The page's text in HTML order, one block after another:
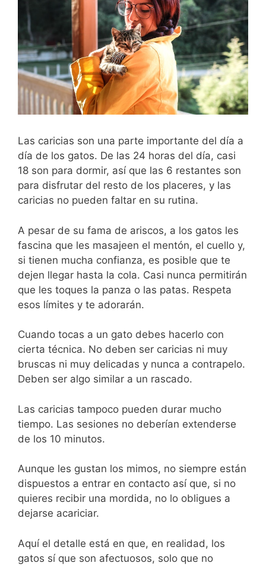
Las caricias son una parte importante del día a
día de los gatos. De las 24 horas del día, casi
18 son para dormir, así que las 6 restantes son
para disfrutar del resto de los placeres, y las
caricias no pueden faltar en su rutina.
A pesar de su fama de ariscos, a los gatos les
fascina que les masajeen el mentón, el cuello y,
si tienen mucha confianza, es posible que te
dejen llegar hasta la cola. Casi nunca permitirán
que les toques la panza o las patas. Respeta
esos límites y te adorarán.
Cuando tocas a un gato debes hacerlo con
cierta técnica. No deben ser caricias ni muy
bruscas ni muy delicadas y nunca a contrapelo.
Deben ser algo similar a un rascado.
Las caricias tampoco pueden durar mucho
tiempo. Las sesiones no deberían extenderse
de los 10 minutos.
Aunque les gustan los mimos, no siempre están
dispuestos a entrar en contacto así que, si no
quieres recibir una mordida, no lo obligues a
dejarse acariciar.
Aquí el detalle está en que, en realidad, los
gatos sí que son afectuosos, solo que no